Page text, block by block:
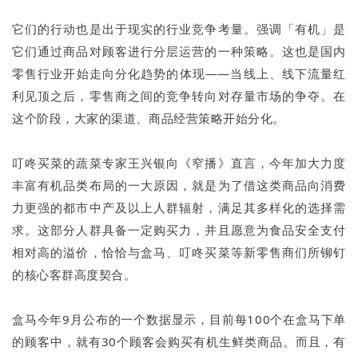
它们的行动也是出于现实的行业竞争考量。强调「有机」是
它们通过商品对顾客进行分层运营的一种策略。这也是国内
零售行业开始走向分化趋势的体现——当线上、线下流量红
利见顶之后，零售商之间的竞争转向对存量市场的争夺。在
这个阶段，大家的渠道、商品经营策略开始分化。
叮咚买菜的蔬菜专家王兴银向《窄播》直言，今年加大力度
丰富有机品类布局的一大原因，就是为了借这类商品向消费
力更强的都市中产及以上人群辐射，满足其多样化的选择需
求。这部分人群具备一定购买力，并且愿意为食品安全支付
相对高的溢价，恰恰与盒马、叮咚买菜等新零售商们所铆钉
的核心客群高度契合。
盒马今年9月公布的一个数据显示，目前每100个在盒马下单
的顾客中，就有30个顾客会购买有机生鲜类商品。而且，有